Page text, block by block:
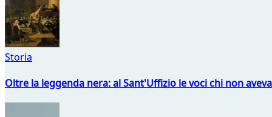
Storia
Oltre la leggenda nera: al Sant'Uffizio le voci chi non